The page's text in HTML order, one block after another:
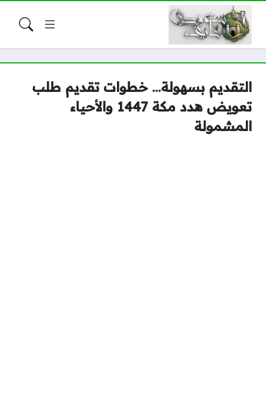
التقديم بسهولة… خطوات تقديم طلب
تعويض هدد مكة 1447 والأحياء
المشمولة